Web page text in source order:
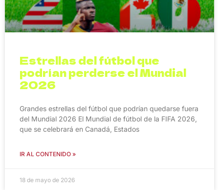
Estrellas del fútbol que
podrían perderse el Mundial
2026
Grandes estrellas del fútbol que podrían quedarse fuera
del Mundial 2026 El Mundial de fútbol de la FIFA 2026,
que se celebrará en Canadá, Estados
IR AL CONTENIDO »
18 de mayo de 2026